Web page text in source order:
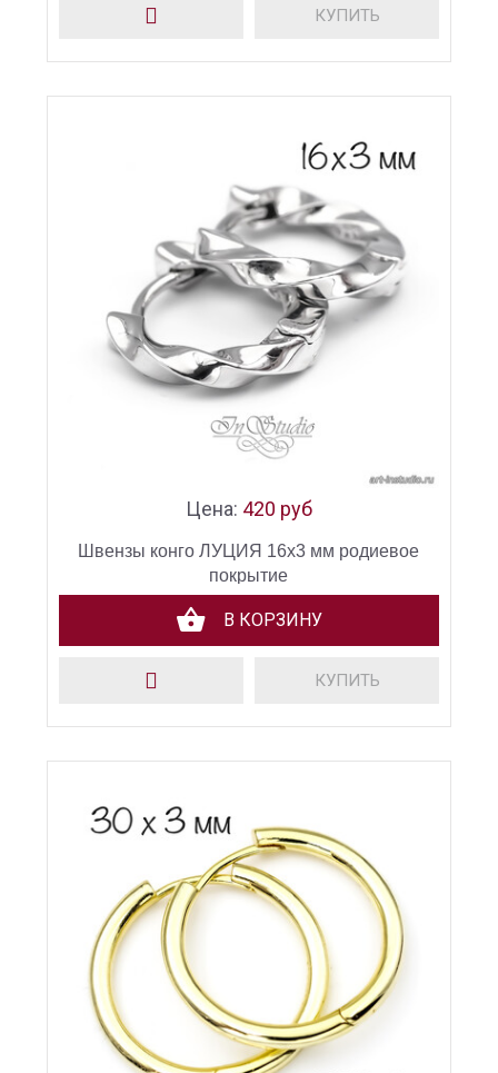
КУПИТЬ
Цена: 420 руб
Швензы конго ЛУЦИЯ 16х3 мм родиевое
покрытие
В КОРЗИНУ
КУПИТЬ